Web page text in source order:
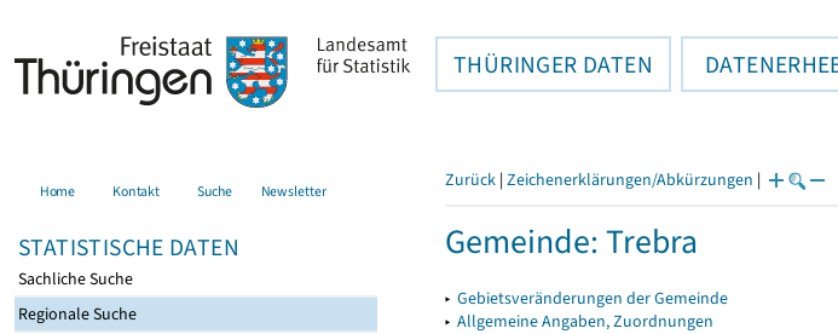
THÜRINGER DATEN
Home Kontakt Suche Newsletter
STATISTISCHE DATEN
Sachliche Suche
Regionale Suche
Zurück | Zeichenerklärungen/Abkürzungen |
Gemeinde: Trebra
▸ Gebietsveränderungen der Gemeinde
▸ Allgemeine Angaben, Zuordnungen